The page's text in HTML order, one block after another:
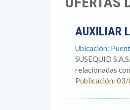
AUXILIAR
Ubicación:
SUSEQUID
relacionadas
Publicación: